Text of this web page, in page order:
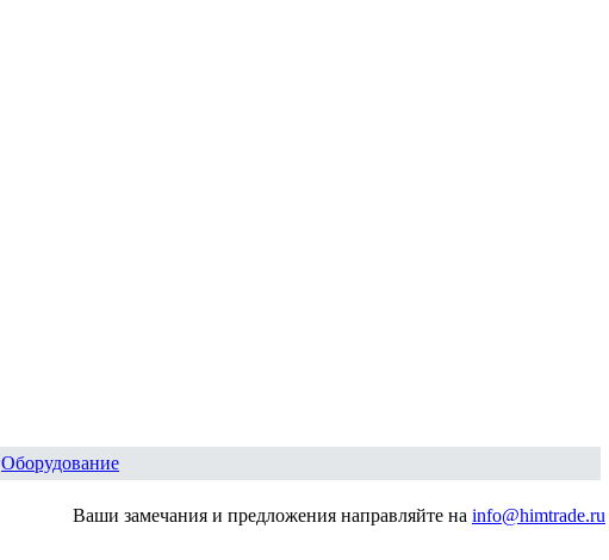
Оборудование
Ваши замечания и предложения направляйте на info@himtrade.ru